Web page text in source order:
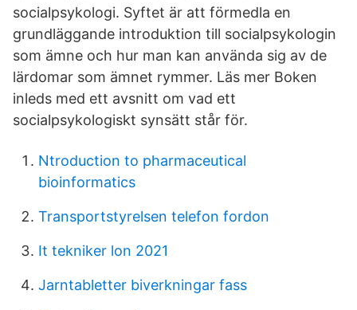
socialpsykologi. Syftet är att förmedla en
grundläggande introduktion till socialpsykologin
som ämne och hur man kan använda sig av de
lärdomar som ämnet rymmer. Läs mer Boken
inleds med ett avsnitt om vad ett
socialpsykologiskt synsätt står för.
Ntroduction to pharmaceutical
bioinformatics
Transportstyrelsen telefon fordon
It tekniker lon 2021
Jarntabletter biverkningar fass